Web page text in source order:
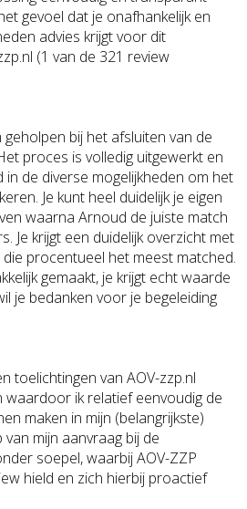
gevoel dat je onafhankelijk en
advies krijgt voor dit
(1 van de 321 review
bij het afsluiten van de
proces is volledig uitgewerkt en
in de diverse mogelijkheden om het
Je kunt heel duidelijk je eigen
waarna Arnoud de juiste match
Je krijgt een duidelijk overzicht met
procentueel het meest matched.
gemaakt, je krijgt echt waarde
je bedanken voor je begeleiding
toelichtingen van AOV-zzp.nl
waardoor ik relatief eenvoudig de
maken in mijn (belangrijkste)
mijn aanvraag bij de
soepel, waarbij AOV-ZZP
hield en zich hierbij proactief